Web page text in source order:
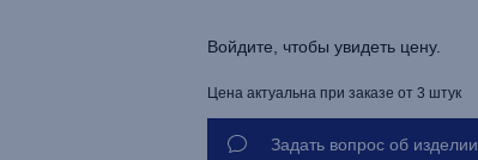
Войдите, чтобы увидеть цену.
Цена актуальна при заказе от 3 штук
Задать вопрос об изделии